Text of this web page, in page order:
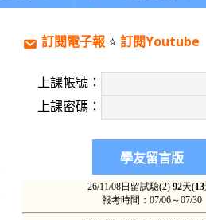
訂閱電子報⭐️ 訂閱Youtube
上課帳號：
上課密碼：